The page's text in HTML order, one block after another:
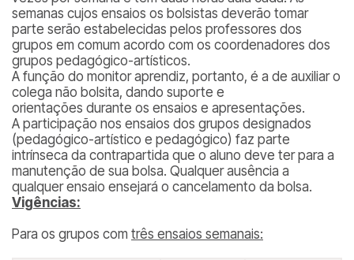
semanas cujos ensaios os bolsistas deverão tomar
parte serão estabelecidas pelos professores dos
grupos em comum acordo com os coordenadores dos
grupos pedagógico-artísticos.
A função do monitor aprendiz, portanto, é a de auxiliar o
colega não bolsita, dando suporte e
orientações durante os ensaios e apresentações.
A participação nos ensaios dos grupos designados
(pedagógico-artístico e pedagógico) faz parte
intrínseca da contrapartida que o aluno deve ter para a
manutenção de sua bolsa. Qualquer ausência a
qualquer ensaio ensejará o cancelamento da bolsa.
Vigências:
Para os grupos com três ensaios semanais: